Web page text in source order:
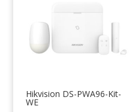
Hikvision DS-PWA96-Kit-
WE